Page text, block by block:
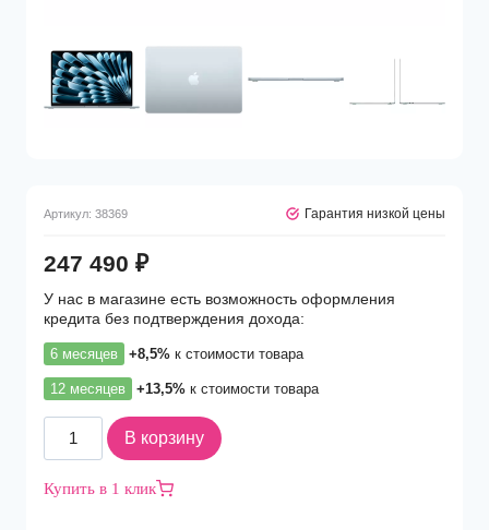
Артикул: 38369 Гарантия низкой цены
247 490 ₽
У нас в магазине есть возможность оформления
кредита без подтверждения дохода:
6 месяцев +8,5% к стоимости товара
12 месяцев +13,5% к стоимости товара
Количество
товара
Apple
В корзину
Купить в 1 клик